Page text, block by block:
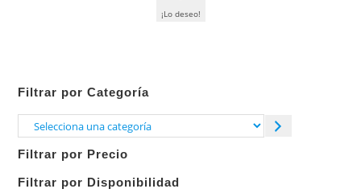
¡Lo deseo!
Filtrar por Categoría
Selecciona
categoría
Filtrar por Precio
Filtrar por Disponibilidad